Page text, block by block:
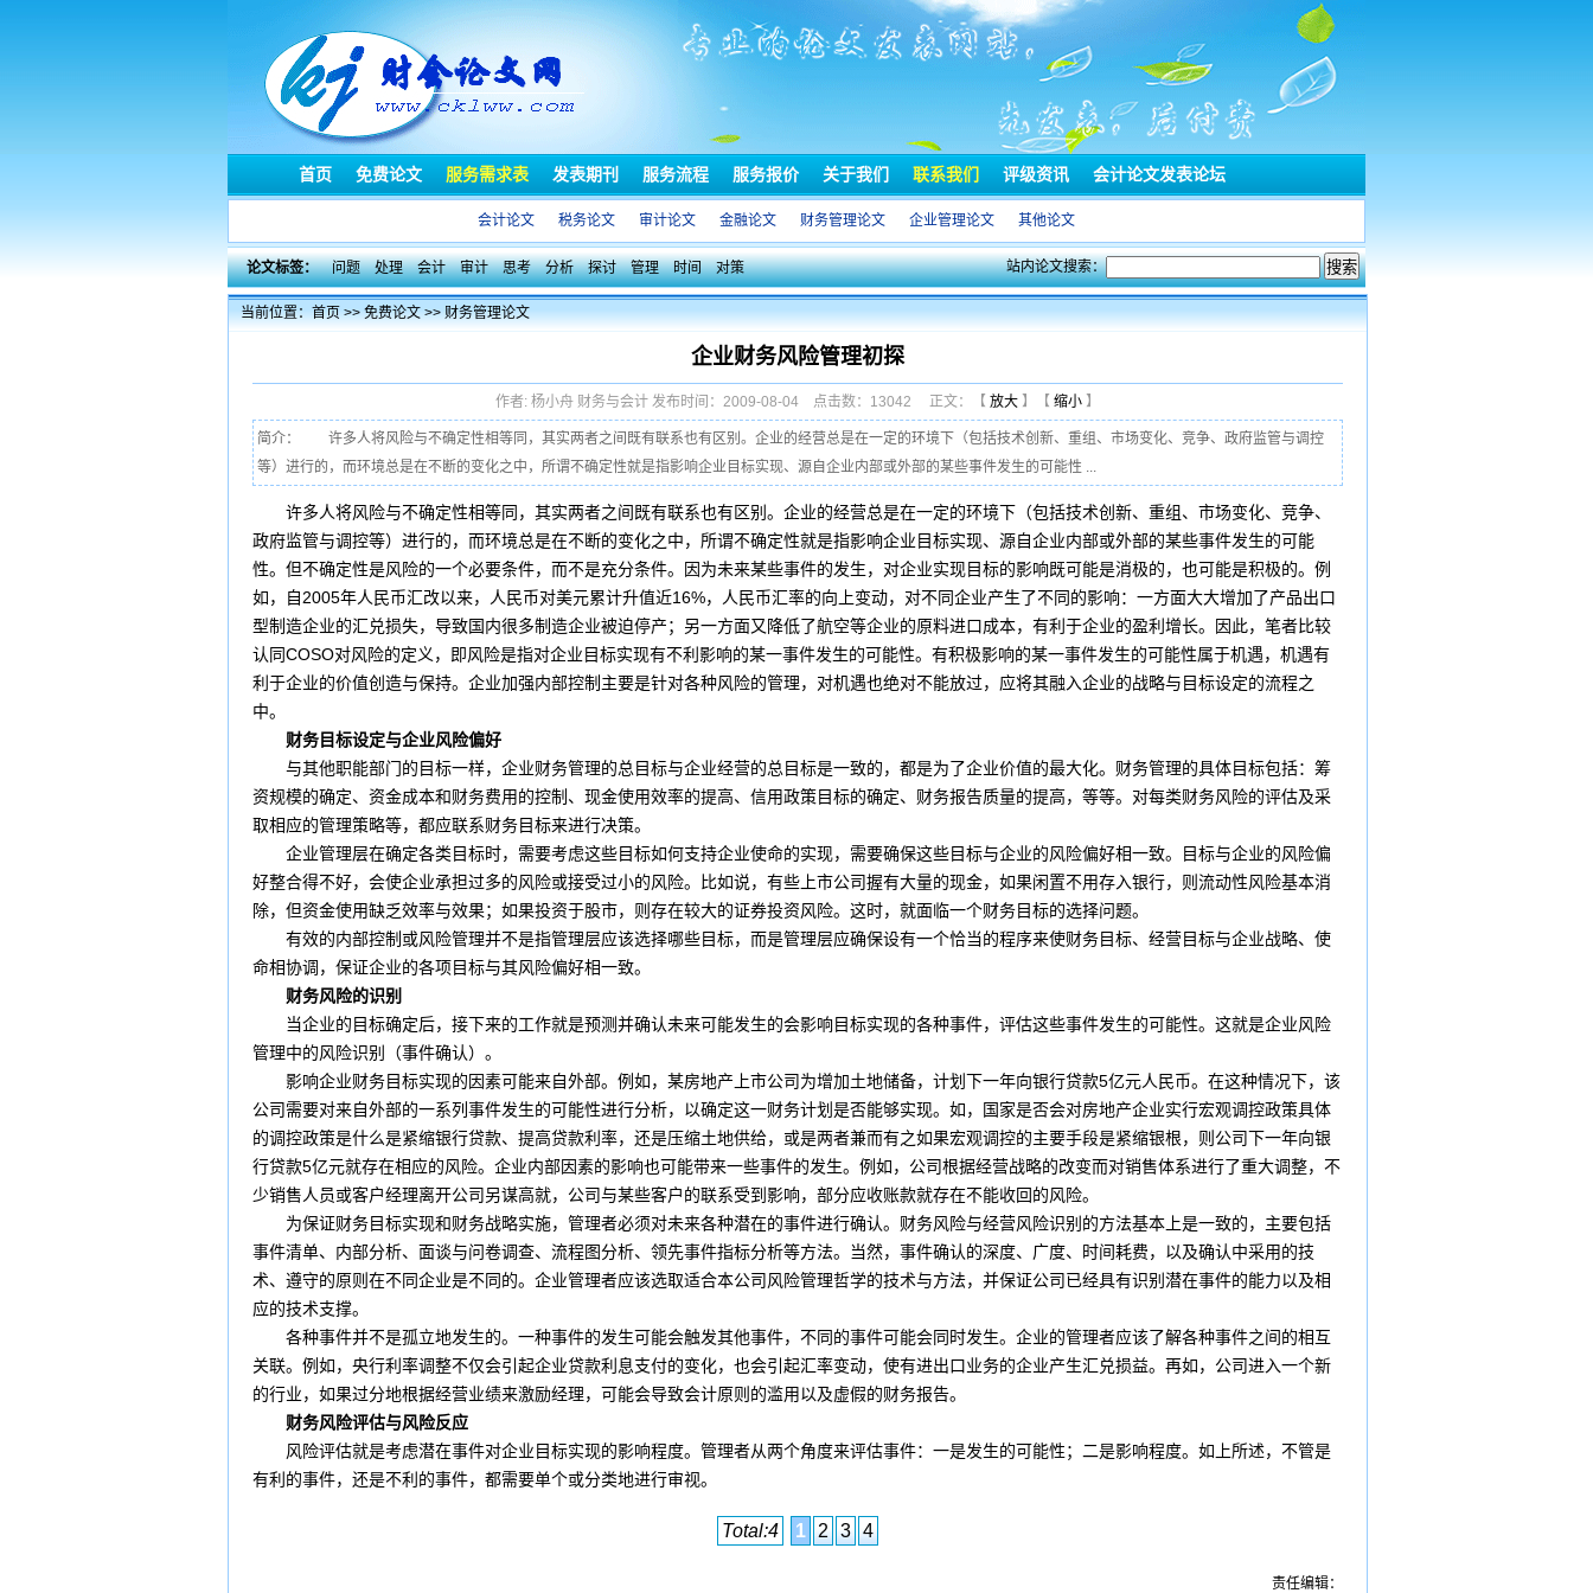
首页 免费论文 服务需求表 发表期刊 服务流程 服务报价 关于我们 联系我们 评级资讯 会计论文发表论坛
会计论文 税务论文 审计论文 金融论文 财务管理论文 企业管理论文 其他论文
论文标签： 问题 处理 会计 审计 思考 分析 探讨 管理 时间 对策 站内论文搜索：
当前位置：首页>>免费论文>>财务管理论文
企业财务风险管理初探
作者: 杨小舟 财务与会计 发布时间：2009-08-04 点击数：13042 正文：【 放大 】【 缩小 】
简介： 许多人将风险与不确定性相等同，其实两者之间既有联系也有区别。企业的经营总是在一定的环境下（包括技术创新、重组、市场变化、竞争、政府监管与调控
等）进行的，而环境总是在不断的变化之中，所谓不确定性就是指影响企业目标实现、源自企业内部或外部的某些事件发生的可能性 ...
许多人将风险与不确定性相等同，其实两者之间既有联系也有区别。企业的经营总是在一定的环境下（包括技术创新、重组、市场变化、竞争、
政府监管与调控等）进行的，而环境总是在不断的变化之中，所谓不确定性就是指影响企业目标实现、源自企业内部或外部的某些事件发生的可能
性。但不确定性是风险的一个必要条件，而不是充分条件。因为未来某些事件的发生，对企业实现目标的影响既可能是消极的，也可能是积极的。例
如，自2005年人民币汇改以来，人民币对美元累计升值近16%， 人民币汇率的向上变动，对不同企业产生了不同的影响：一方面大大增加了产品出口
型制造企业的汇兑损失，导致国内很多制造企业被迫停产；另一方面又降低了航空等企业的原料进口成本，有利于企业的盈利增长。因此，笔者比较
认同COSO对风险的定义，即风险是指对企业目标实现有不利影响的某一事件发生的可能性。有积极影响的某一事件发生的可能性属于机遇，机遇有
利于企业的价值创造与保持。企业加强内部控制 主要是针对各种风险的管理，对机遇也绝对不能放过，应将其融入企业的战略与目标设定的流程之
中。
财务目标设定与企业风险偏好
与其他职能部门的目标一样，企业财务管理的总目标与企业经营的总目标是一致的，都是为了企业价值的最大化。财务管理的具体目标包括： 筹
资规模的确定、 资金成本和财务费用的控制 、 现金使用效率的提高、 信用政策目标的确定、 财务报告质量的提高，等等。对每类财务风险的评估及采
取相应的管理策略等，都应联系财务目标来进行决策。
企业管理层在确定各类目标时，需要考虑这些目标如何支持企业使命的实现，需要确保这些目标与企业的风险偏好相一致。目标与企业的风险偏
好整合得不好，会使企业承担过多的风险或接受过小的风险。比如说，有些 上市公司握有大量的现金，如果闲置不用存入银行，则 流动性风险基本消
除，但资金使用缺乏效率与效果；如果投资于股市，则存在较大的证券投资风险。这时，就面临一个财务目标的选择问题。
有效的内部控制或风险管理并不是指管理层应该选择哪些目标，而是管理层应确保设有一个恰当的程序来使财务目标、 经营目标与企业战略、使
命相协调，保证企业的各项目标与其风险偏好相一致。
财务风险的识别
当企业的目标确定后，接下来的工作就是预测并确认未来可能发生的会影响目标实现的各种事件，评估这些事件发生的可能性。这就是企业风险
管理中的风险识别（事件确认）。
影响企业财务目标实现的因素可能来自外部。例如，某房地产 上市公司为增加土地储备，计划下一年向银行贷款5亿元人民币。在这种情况下，该
公司需要对来自外部的一系列事件发生的可能性进行分析，以确定这一财务计划 是否能够实现。如，国家是否会对房地产企业实行宏观调控政策具体
的调控政策是什么是紧缩银行贷款、提高贷款利率，还是压缩土地供给，或是两者兼而有之如果宏观调控的主要手段是紧缩银根，则公司下一年向银
行贷款5亿元就存在相应的风险。企业内部因素的影响也可能带来一些事件的发生。例如，公司根据经营战略的改变而对销售体系进行了重大调整，不
少销售人员或客户经理离开公司另谋高就，公司与某些客户的联系受到影响，部分应收账款就存在不能收回的风险。
为保证财务目标实现和财务战略实施，管理者必须对未来各种潜在的事件进行确认。财务风险与经营风险识别的方法基本上是一致的，主要包括
事件清单、内部分析、面谈与问卷调查、 流程图分析、领先事件指标分析等方法。当然，事件确认的深度、广度、时间耗费，以及确认中采用的技
术、遵守的原则在不同企业是不同的。企业管理者应该选取适合本公司风险管理哲学的技术与方法，并保证公司已经具有识别潜在事件的能力以及相
应的技术支撑。
各种事件并不是孤立地发生的。一种事件的发生可能会触发其他事件，不同的事件可能会同时发生。企业的管理者应该了解各种事件之间的相互
关联。例如，央行利率调整不仅会引起企业贷款利息支付的变化，也会引起汇率变动，使有进出口业务的企业产生汇兑损益。再如，公司进入一个新
的行业，如果过分地根据经营业绩来激励经理，可能会导致会计原则 的滥用以及虚假的财务报告。
财务风险评估与风险反应
风险评估就是考虑潜在事件对企业目标实现的影响程度。管理者从两个角度来评估事件：一是发生的可能性；二是影响程度。如上所述，不管是
有利的事件，还是不利的事件，都需要单个或分类地进行审视。
Total:4 1 2 3 4
责任编辑：